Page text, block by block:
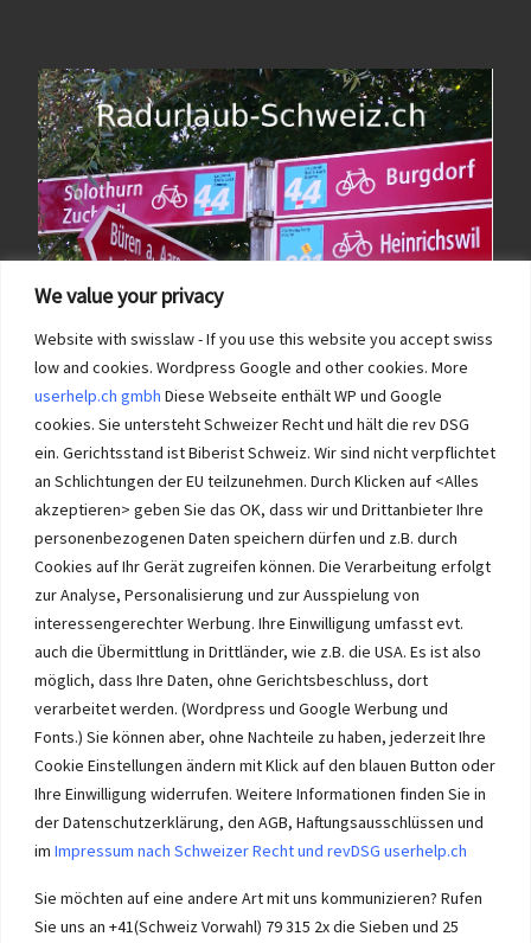
We value your privacy
Website with swisslaw - If you use this website you accept swiss
low and cookies. Wordpress Google and other cookies. More
userhelp.ch gmbh Diese Webseite enthält WP und Google
cookies. Sie untersteht Schweizer Recht und hält die rev DSG
ein. Gerichtsstand ist Biberist Schweiz. Wir sind nicht verpflichtet
an Schlichtungen der EU teilzunehmen. Durch Klicken auf <Alles
akzeptieren> geben Sie das OK, dass wir und Drittanbieter Ihre
personenbezogenen Daten speichern dürfen und z.B. durch
Cookies auf Ihr Gerät zugreifen können. Die Verarbeitung erfolgt
zur Analyse, Personalisierung und zur Ausspielung von
interessengerechter Werbung. Ihre Einwilligung umfasst evt.
auch die Übermittlung in Drittländer, wie z.B. die USA. Es ist also
möglich, dass Ihre Daten, ohne Gerichtsbeschluss, dort
verarbeitet werden. (Wordpress und Google Werbung und
Fonts.) Sie können aber, ohne Nachteile zu haben, jederzeit Ihre
Cookie Einstellungen ändern mit Klick auf den blauen Button oder
Ihre Einwilligung widerrufen. Weitere Informationen finden Sie in
der Datenschutzerklärung, den AGB, Haftungsausschlüssen und
im Impressum nach Schweizer Recht und revDSG userhelp.ch
Sie möchten auf eine andere Art mit uns kommunizieren? Rufen
Sie uns an +41(Schweiz Vorwahl) 79 315 2x die Sieben und 25
Immobilien im Wasseramt haben bei Immobilie-Solothurn.ch
Vorrang und die besten Konditionen beim Verkauf. Kein Immobilien
Verkauf im Wasseramt ohne unsere Offerte. Bei uns wählen Sie,
Immobilien selber verkaufen mit unserer Beratung? Auch das geht!
Immobilie Solothurn-immo-chWasseramt.ch Impressum
Impressum userhelp.ch Biberist